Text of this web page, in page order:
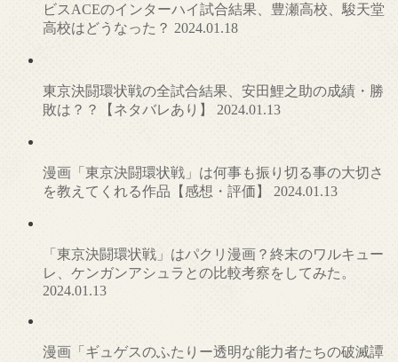
ビスACEのインターハイ試合結果、豊瀬高校、駿天堂
高校はどうなった？ 2024.01.18
東京決闘環状戦の全試合結果、安田鯉之助の成績・勝
敗は？？【ネタバレあり】 2024.01.13
漫画「東京決闘環状戦」は何事も振り切る事の大切さ
を教えてくれる作品【感想・評価】 2024.01.13
「東京決闘環状戦」はパクリ漫画？終末のワルキュー
レ、ケンガンアシュラとの比較考察をしてみた。
2024.01.13
漫画「ギュゲスのふたりー透明な能力者たちの破滅譚